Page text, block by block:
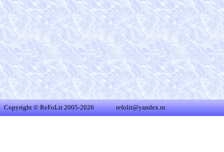
Copyright © ReFoLit 2005-2026 refolit@yandex.ru